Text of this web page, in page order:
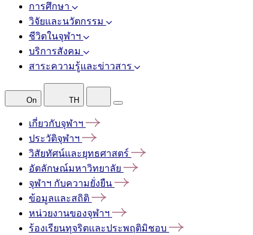
การศึกษา
วิจัยและนวัตกรรม
ชีวิตในจุฬาฯ
บริการสังคม
สาระความรู้และข่าวสาร
On TH
เกี่ยวกับจุฬาฯ
ประวัติจุฬาฯ
วิสัยทัศน์และยุทธศาสตร์
อัตลักษณ์มหาวิทยาลัย
จุฬาฯ กับความยั่งยืน
ข้อมูลและสถิติ
หน่วยงานของจุฬาฯ
ร้องเรียนทุจริตและประพฤติมิชอบ